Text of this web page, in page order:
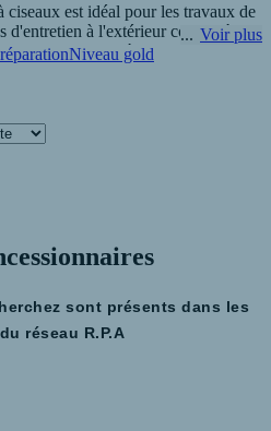
ciseaux est idéal pour les travaux de
d'entretien à l'extérieur comme à
les nacelles à ciseaux
longs et les nacelles à ciseaux
permettent simplement le travail de
ces nacelles sont plus silencieuses
classiques. Pour vous offrir le
Industrie à Charnay-Lès-Mâcon
Voir plus
Niveau gold
sont présents dans les
réseau R.P.A